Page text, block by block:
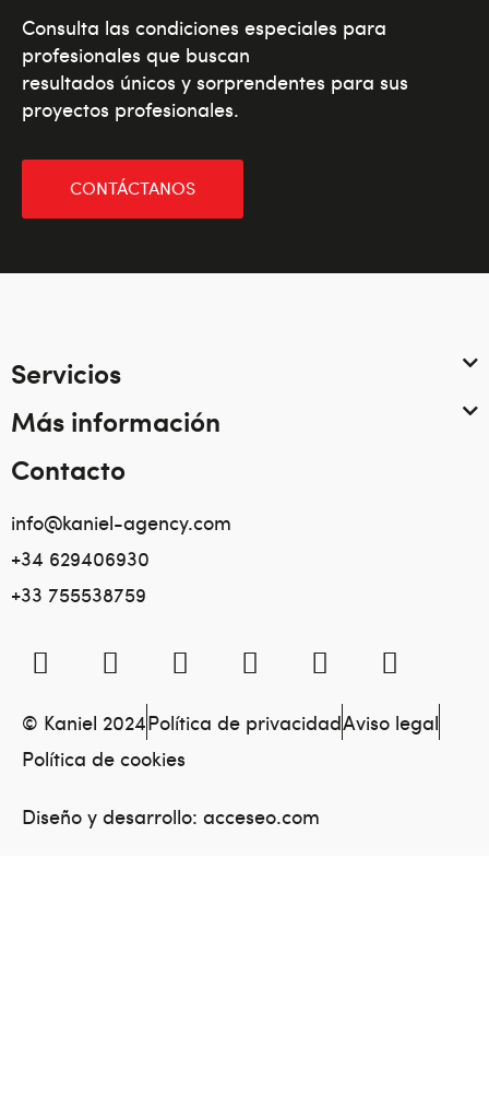
Consulta las condiciones especiales para
profesionales que buscan
resultados únicos y sorprendentes para sus
proyectos profesionales.
CONTÁCTANOS
Servicios
Más información
Contacto
info@kaniel-agency.com
+34 629406930
+33 755538759
© Kaniel 2024Política de privacidadAviso legal
Política de cookies
Diseño y desarrollo: acceseo.com